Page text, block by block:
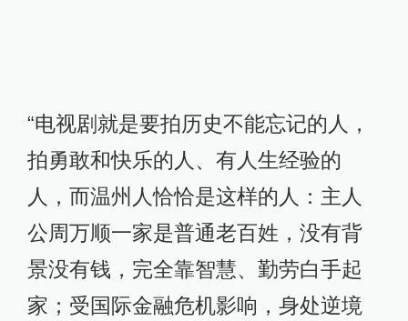
“电视剧就是要拍历史不能忘记的人，
拍勇敢和快乐的人、有人生经验的
人，而温州人恰恰是这样的人：主人
公周万顺一家是普通老百姓，没有背
景没有钱，完全靠智慧、勤劳白手起
家；受国际金融危机影响，身处逆境